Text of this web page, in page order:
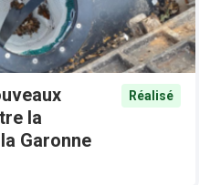
la
Garonne
Réalisé